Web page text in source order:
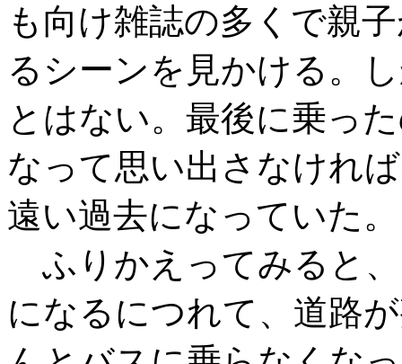
も向け雑誌の多くで親
るシーンを見かける。
とはない。最後に乗っ
なって思い出さなけれ
遠い過去になっていた。
ふりかえってみると
になるにつれて、道路